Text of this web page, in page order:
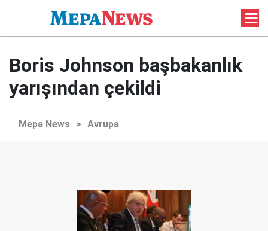
Boris Johnson başbakanlık
yarışından çekildi
Mepa News > Avrupa